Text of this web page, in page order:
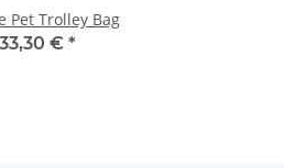
Pet Trolley Bag
33,30 € *